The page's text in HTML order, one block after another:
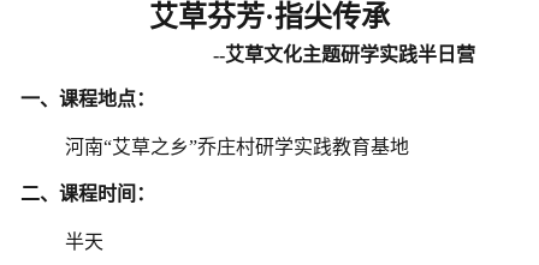
艾草芬芳·指尖传承
--艾草文化主题研学实践半日营
一、课程地点：
河南“艾草之乡”乔庄村研学实践教育基地
二、课程时间：
半天